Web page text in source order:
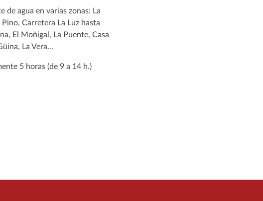
agua en varias zonas: La
Carretera La Luz hasta
El Moñigal, La Puente, Casa
La Vera...
5 horas (de 9 a 14 h.)